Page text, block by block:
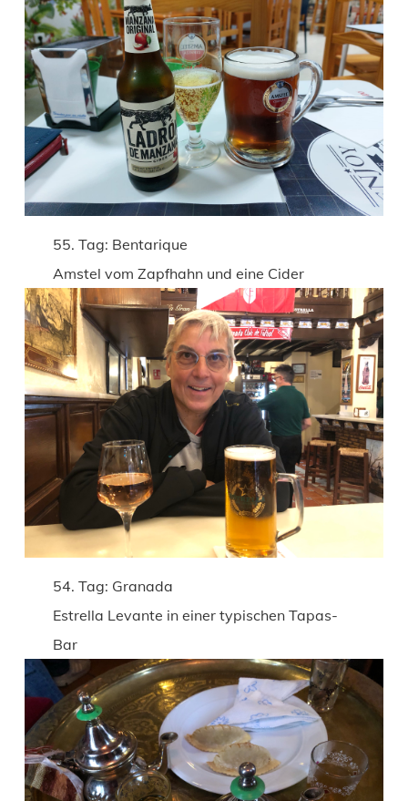
55. Tag: Bentarique
Amstel vom Zapfhahn und eine Cider
54. Tag: Granada
Estrella Levante in einer typischen Tapas-
Bar